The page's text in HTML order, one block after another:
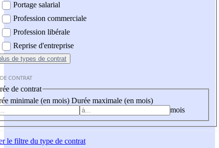
Portage salarial
Profession commerciale
Profession libérale
Reprise d'entreprise
de types de contrat
CONTRAT
de contrat
minimale (en mois) Durée maximale (en mois)
mois
le filtre du type de contrat